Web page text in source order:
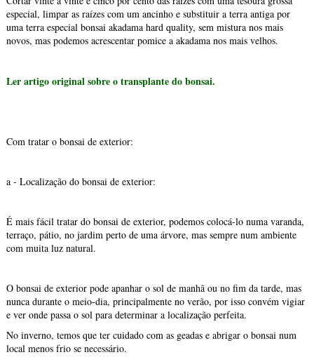
especial, limpar as raízes com um ancinho e substituir a terra antiga por
uma terra especial bonsai akadama hard quality, sem mistura nos mais
novos, mas podemos acrescentar pomice a akadama nos mais velhos.
Ler artigo original sobre o transplante do bonsai.
Com tratar o bonsai de exterior:
a - Localização do bonsai de exterior:
É mais fácil tratar do bonsai de exterior, podemos colocá-lo numa varanda,
terraço, pátio, no jardim perto de uma árvore, mas sempre num ambiente
com muita luz natural.
O bonsai de exterior pode apanhar o sol de manhã ou no fim da tarde, mas
nunca durante o meio-dia, principalmente no verão, por isso convém vigiar
e ver onde passa o sol para determinar a localização perfeita.
No inverno, temos que ter cuidado com as geadas e abrigar o bonsai num
local menos frio se necessário.